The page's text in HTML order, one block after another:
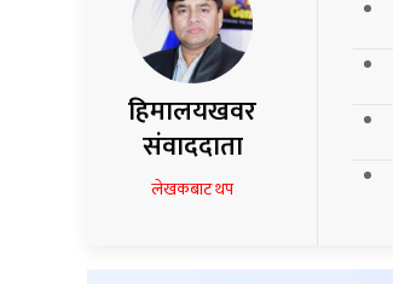
हिमालयखवर
संवाददाता
लेखकबाट थप